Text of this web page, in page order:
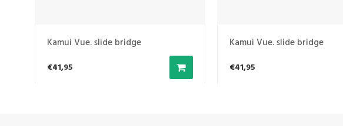
Kamui Vue. slide bridge
€41,95
Kamui Vue. slide bridge
€41,95